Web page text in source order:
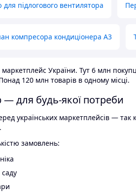
підлогового вентилятора
компресора кондиціонера А3
України. Тут 6 млн
120 млн товарів в одному місці.
— для будь-якої потреби
українських маркетплейсів — так
замовлень: